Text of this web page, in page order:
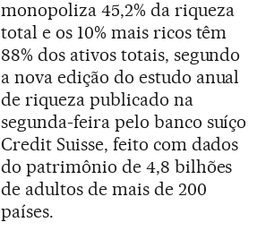
monopoliza 45,2% da riqueza
total e os 10% mais ricos têm
88% dos ativos totais, segundo
a nova edição do estudo anual
de riqueza publicado na
segunda-feira pelo banco suíço
Credit Suisse, feito com dados
do patrimônio de 4,8 bilhões
de adultos de mais de 200
países.